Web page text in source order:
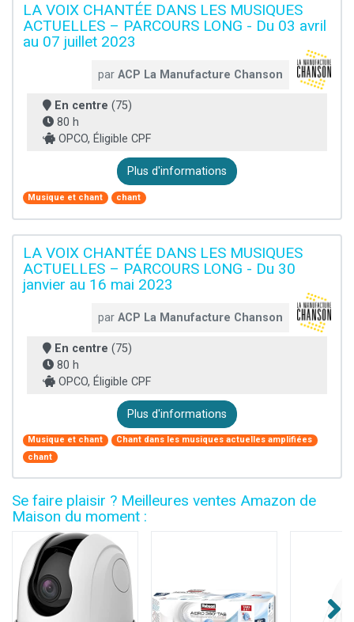
LA VOIX CHANTÉE DANS LES MUSIQUES
ACTUELLES – PARCOURS LONG - Du 03 avril
au 07 juillet 2023
parACP La Manufacture Chanson
En centre (75)
80 h
OPCO, Éligible CPF
Plus d'informations
Musique et chant chant
LA VOIX CHANTÉE DANS LES MUSIQUES
ACTUELLES – PARCOURS LONG - Du 30
janvier au 16 mai 2023
parACP La Manufacture Chanson
En centre (75)
80 h
OPCO, Éligible CPF
Plus d'informations
Musique et chant
Chant dans les musiques actuelles amplifiées
chant
Se faire plaisir ? Meilleures ventes Amazon de
Maison du moment :